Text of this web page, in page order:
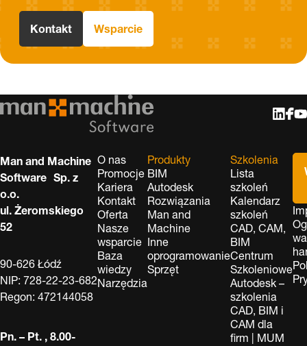
Kontakt Wsparcie
Man and Machine
Software Sp. z
o.o.
ul. Żeromskiego
52
90-626 Łódź
NIP: 728-22-23-682
Regon: 472144058
Pn. – Pt. , 8.00-
O nas
Promocje
Kariera
Kontakt
Oferta
Nasze
wsparcie
Baza
wiedzy
Narzędzia
Produkty
BIM
Autodesk
Rozwiązania
Man and
Machine
Inne
oprogramowanie
Sprzęt
Szkolenia
Lista
szkoleń
Kalendarz
szkoleń
CAD, CAM,
BIM
Centrum
Szkoleniowe
Autodesk –
szkolenia
CAD, BIM i
CAM dla
firm | MUM